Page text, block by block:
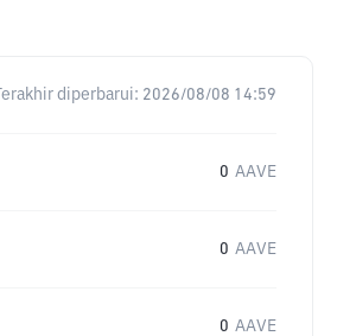
Terakhir diperbarui: 2026/08/08 14:59
0 AAVE
0 AAVE
0 AAVE